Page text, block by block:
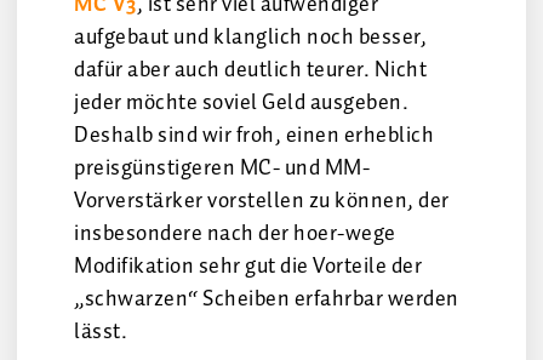
aufgebaut und klanglich noch besser,
dafür aber auch deutlich teurer. Nicht
jeder möchte soviel Geld ausgeben.
Deshalb sind wir froh, einen erheblich
preisgünstigeren MC- und MM-
Vorverstärker vorstellen zu können, der
insbesondere nach der hoer-wege
Modifikation sehr gut die Vorteile der
„schwarzen“ Scheiben erfahrbar werden
lässt.